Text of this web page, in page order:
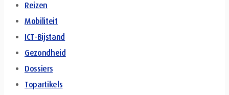
Reizen
Mobiliteit
ICT-Bijstand
Gezondheid
Dossiers
Topartikels